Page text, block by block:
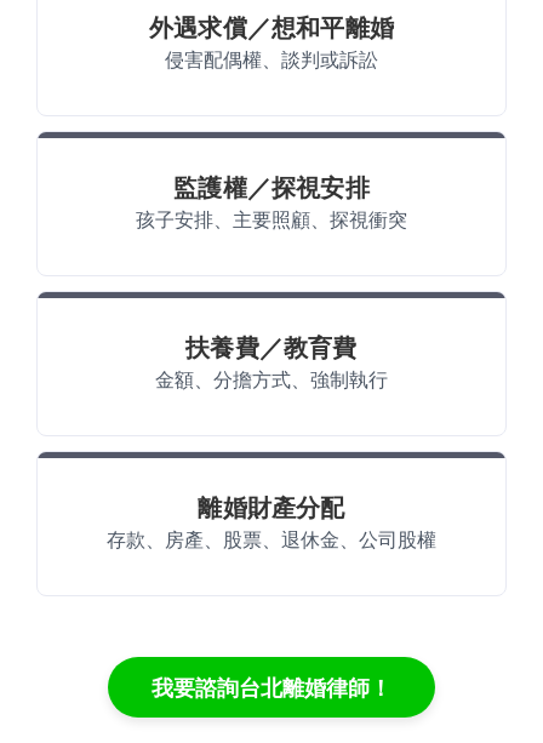
外遇求償／想和平離婚
侵害配偶權、談判或訴訟
監護權／探視安排
孩子安排、主要照顧、探視衝突
扶養費／教育費
金額、分擔方式、強制執行
離婚財產分配
存款、房產、股票、退休金、公司股權
我要諮詢台北離婚律師！